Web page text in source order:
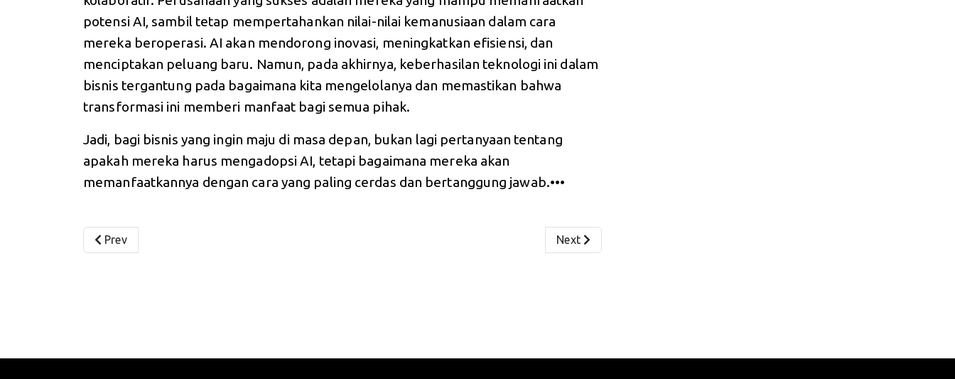
potensi AI, sambil tetap mempertahankan nilai-nilai kemanusiaan dalam cara
mereka beroperasi. AI akan mendorong inovasi, meningkatkan efisiensi, dan
menciptakan peluang baru. Namun, pada akhirnya, keberhasilan teknologi ini dalam
bisnis tergantung pada bagaimana kita mengelolanya dan memastikan bahwa
transformasi ini memberi manfaat bagi semua pihak.
Jadi, bagi bisnis yang ingin maju di masa depan, bukan lagi pertanyaan tentang
apakah mereka harus mengadopsi AI, tetapi bagaimana mereka akan
memanfaatkannya dengan cara yang paling cerdas dan bertanggung jawab.•••
Previous article: Strategi Jitu Personal Branding di Media Sosial
Prev Next article: Raih Sukses dengan Senyum!
Next